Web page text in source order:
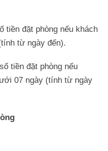
đặt phòng nếu khách
từ ngày đến).
đặt phòng nếu
07 ngày (tính từ ngày